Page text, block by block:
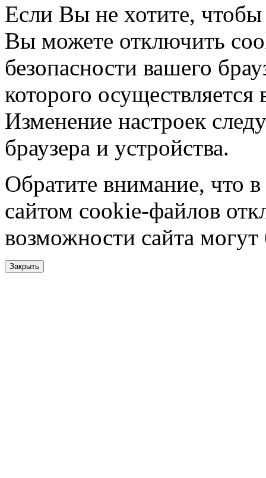
Если Вы не хотите,
Вы можете отключить
безопасности вашего
которого
Изменение настроек
браузера и устройства.
Обратите внимание, что в
сайтом cookie-файлов
возможности сайта
Закрыть